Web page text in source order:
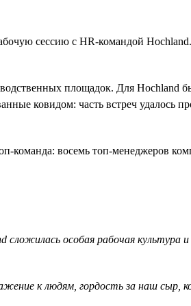
сессию с HR-командой
площадок. Для Hochland
ковидом: часть встреч удалось
команда: восемь топ-менеджеров
особая рабочая культура
к людям, гордость за наш сыр,